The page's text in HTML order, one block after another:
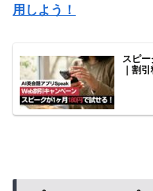
用しよう！
スピ
｜割